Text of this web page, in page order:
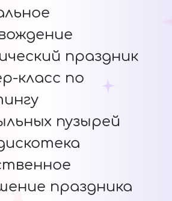
праздник
класс по
пузырей
праздника